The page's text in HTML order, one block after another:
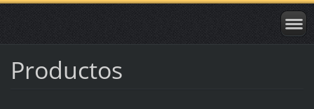
Productos